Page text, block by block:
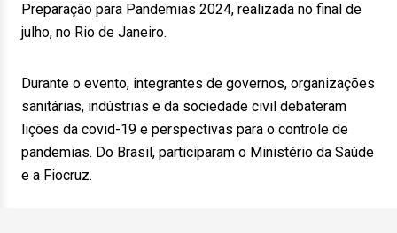
Preparação para Pandemias 2024, realizada no final de
julho, no Rio de Janeiro.
Durante o evento, integrantes de governos, organizações
sanitárias, indústrias e da sociedade civil debateram
lições da covid-19 e perspectivas para o controle de
pandemias. Do Brasil, participaram o Ministério da Saúde
e a Fiocruz.